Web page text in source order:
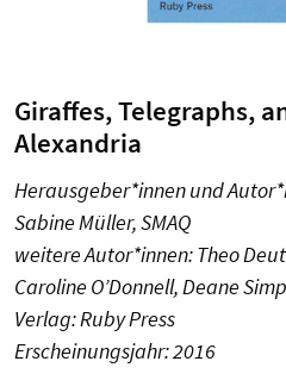
Giraffes, Telegraphs,
Alexandria
Herausgeber*innen und
Sabine Müller, SMAQ
weitere Autor*innen: Theo
Caroline O’Donnell, Deane
Verlag: Ruby Press
Erscheinungsjahr: 2016